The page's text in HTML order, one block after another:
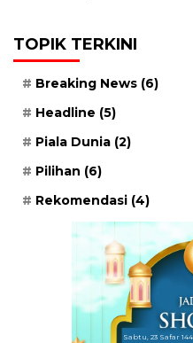
TOPIK TERKINI
Breaking News (6)
Headline (5)
Piala Dunia (2)
Pilihan (6)
Rekomendasi (4)
Sabtu, 23 Safar